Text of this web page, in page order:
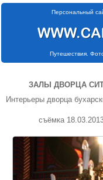
Персональный
Путешествия.
ЗАЛЫ ДВОРЦА
Интерьеры дворца
съёмка